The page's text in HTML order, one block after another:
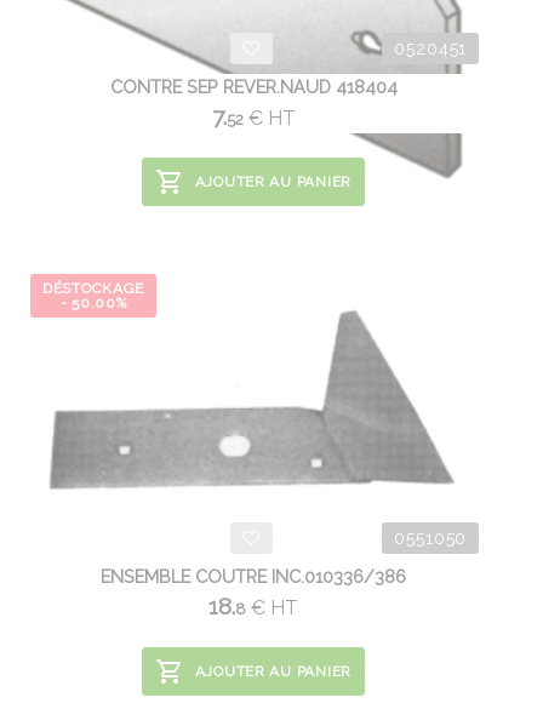
0520451
CONTRE SEP REVER.NAUD 418404
7.52 €HT
AJOUTER AU PANIER
DÉSTOCKAGE
- 50.00%
0551050
ENSEMBLE COUTRE INC.010336/386
18.8 € HT
AJOUTER AU PANIER